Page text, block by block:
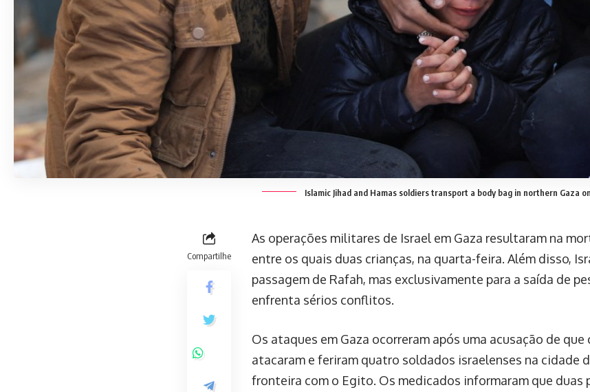
Islamic Jihad and Hamas soldiers transport a body bag in northern Gaza
Compartilhe
As operações militares de Israel em Gaza resultaram na
entre os quais duas crianças, na quarta-feira. Além disso,
passagem de Rafah, mas exclusivamente para a saída de
enfrenta sérios conflitos.
Os ataques em Gaza ocorreram após uma acusação de
atacaram e feriram quatro soldados israelenses na cidade
fronteira com o Egito. Os medicados informaram que duas